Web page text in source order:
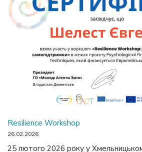
Resilience Workshop
26.02.2026
25 лютого 2026 року у